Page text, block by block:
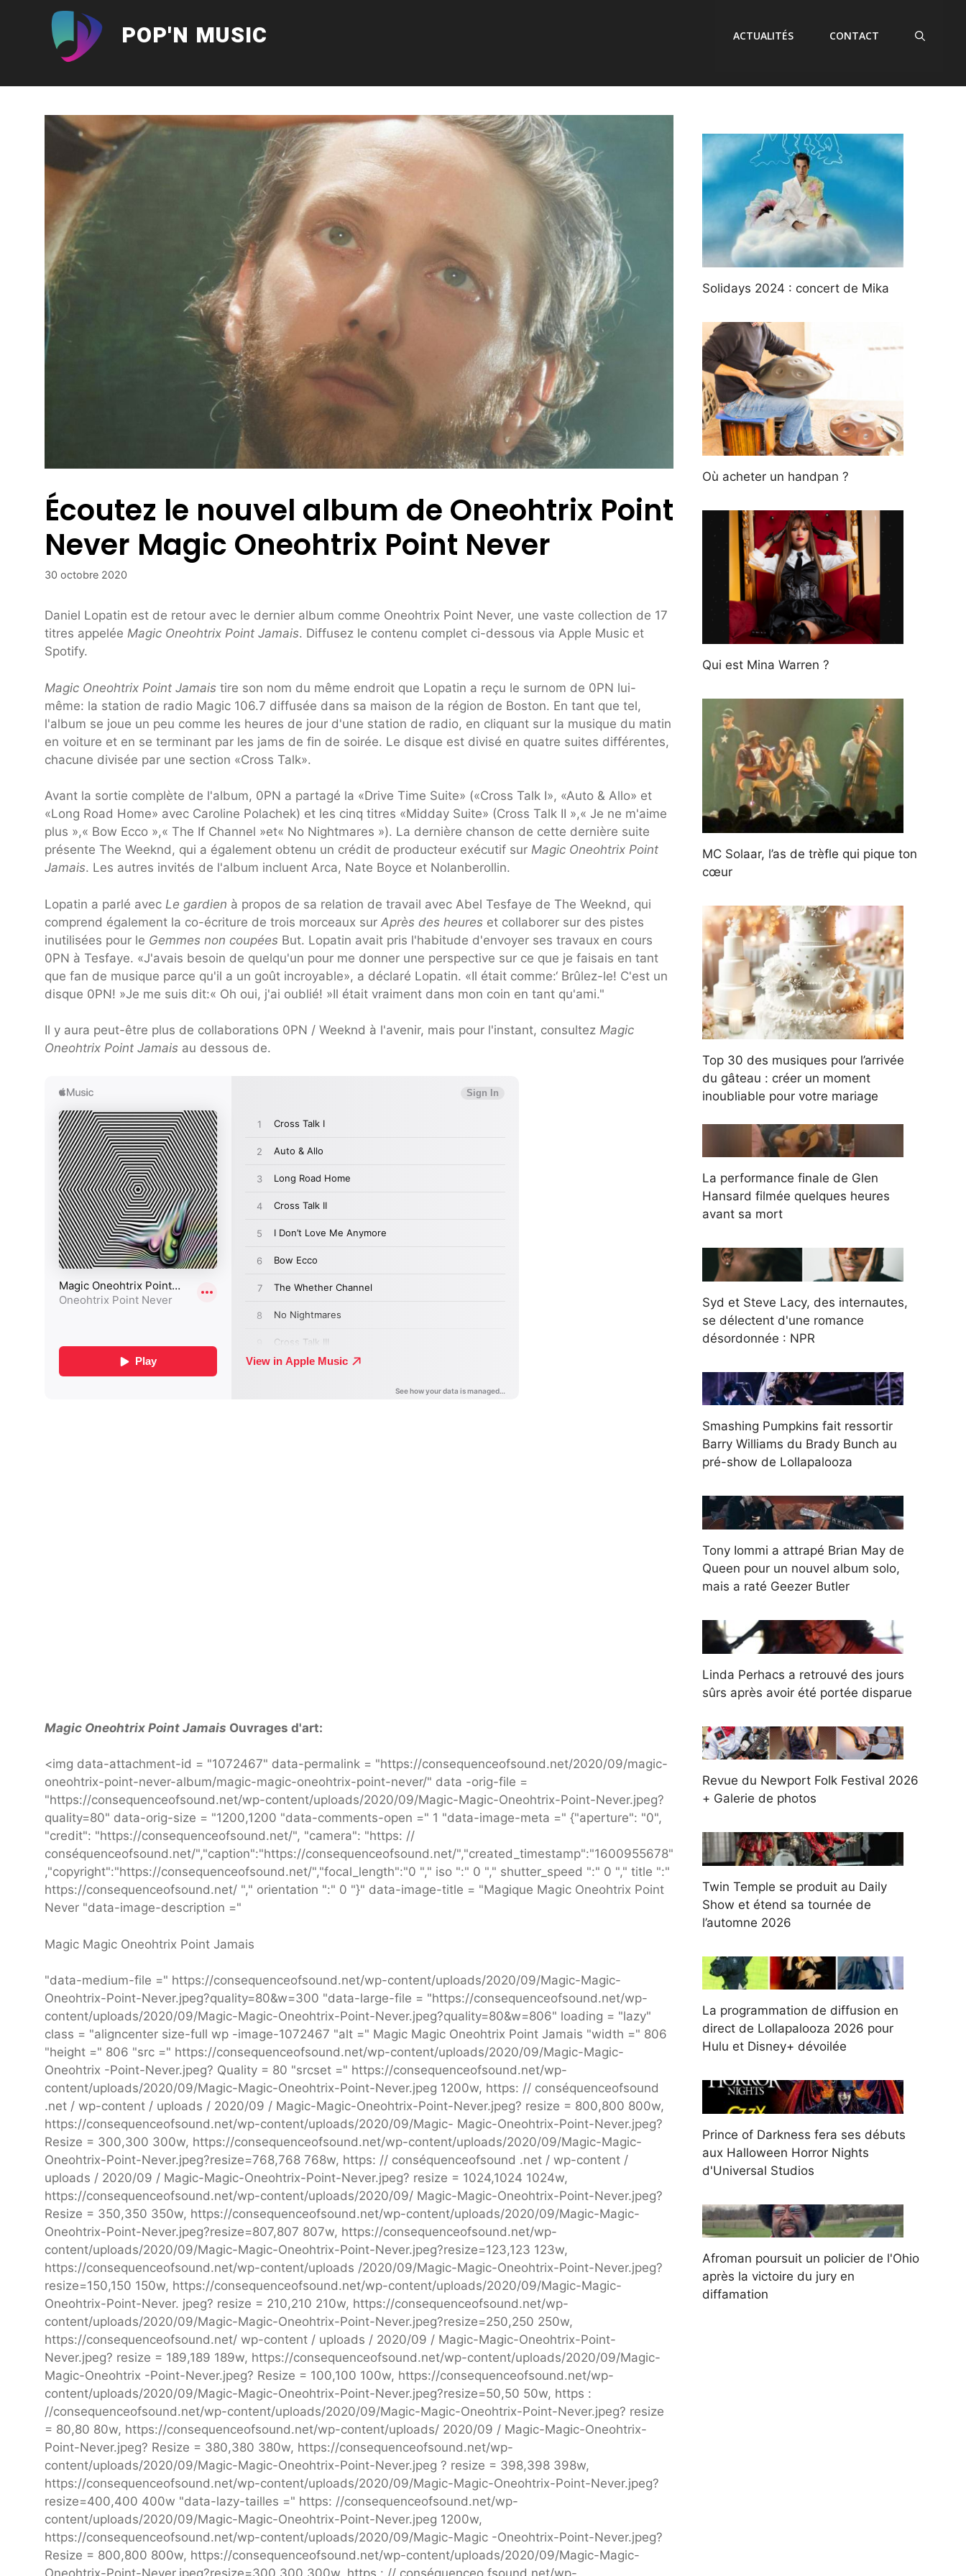
POP'N MUSIC ACTUALITÉS CONTACT
Écoutez le nouvel album de Oneohtrix Point
Never Magic Oneohtrix Point Never
30 octobre 2020
Daniel Lopatin est de retour avec le dernier album comme Oneohtrix Point Never, une vaste collection de 17
titres appelée Magic Oneohtrix Point Jamais. Diffusez le contenu complet ci-dessous via Apple Music et
Spotify.
Magic Oneohtrix Point Jamais tire son nom du même endroit que Lopatin a reçu le surnom de 0PN lui-
même: la station de radio Magic 106.7 diffusée dans sa maison de la région de Boston. En tant que tel,
l'album se joue un peu comme les heures de jour d'une station de radio, en cliquant sur la musique du matin
en voiture et en se terminant par les jams de fin de soirée. Le disque est divisé en quatre suites différentes,
chacune divisée par une section «Cross Talk».
Avant la sortie complète de l'album, 0PN a partagé la «Drive Time Suite» («Cross Talk I», «Auto & Allo» et
«Long Road Home» avec Caroline Polachek) et les cinq titres «Midday Suite» (Cross Talk II »,« Je ne m'aime
plus »,« Bow Ecco »,« The If Channel »et« No Nightmares »). La dernière chanson de cette dernière suite
présente The Weeknd, qui a également obtenu un crédit de producteur exécutif sur Magic Oneohtrix Point
Jamais. Les autres invités de l'album incluent Arca, Nate Boyce et Nolanberollin.
Lopatin a parlé avec Le gardien à propos de sa relation de travail avec Abel Tesfaye de The Weeknd, qui
comprend également la co-écriture de trois morceaux sur Après des heures et collaborer sur des pistes
inutilisées pour le Gemmes non coupées But. Lopatin avait pris l'habitude d'envoyer ses travaux en cours
0PN à Tesfaye. «J'avais besoin de quelqu'un pour me donner une perspective sur ce que je faisais en tant
que fan de musique parce qu'il a un goût incroyable», a déclaré Lopatin. «Il était comme:‘ Brûlez-le! C'est un
disque 0PN! »Je me suis dit:« Oh oui, j'ai oublié! »Il était vraiment dans mon coin en tant qu'ami."
Il y aura peut-être plus de collaborations 0PN / Weeknd à l'avenir, mais pour l'instant, consultez Magic
Oneohtrix Point Jamais au dessous de.
Magic Oneohtrix Point Jamais Ouvrages d'art:
<img data-attachment-id = "1072467" data-permalink = "https://consequenceofsound.net/2020/09/magic-
oneohtrix-point-never-album/magic-magic-oneohtrix-point-never/" data -orig-file =
"https://consequenceofsound.net/wp-content/uploads/2020/09/Magic-Magic-Oneohtrix-Point-Never.jpeg?
quality=80" data-orig-size = "1200,1200 "data-comments-open =" 1 "data-image-meta =" {"aperture": "0",
"credit": "https://consequenceofsound.net/", "camera": "https: //
conséquenceofsound.net/","caption":"https://consequenceofsound.net/","created_timestamp":"1600955678"
,"copyright":"https://consequenceofsound.net/","focal_length":"0 "," iso ":" 0 "," shutter_speed ":" 0 "," title ":"
https://consequenceofsound.net/ "," orientation ":" 0 "}" data-image-title = "Magique Magic Oneohtrix Point
Never "data-image-description ="
Magic Magic Oneohtrix Point Jamais
"data-medium-file =" https://consequenceofsound.net/wp-content/uploads/2020/09/Magic-Magic-
Oneohtrix-Point-Never.jpeg?quality=80&w=300 "data-large-file = "https://consequenceofsound.net/wp-
content/uploads/2020/09/Magic-Magic-Oneohtrix-Point-Never.jpeg?quality=80&w=806" loading = "lazy"
class = "aligncenter size-full wp -image-1072467 "alt =" Magic Magic Oneohtrix Point Jamais "width =" 806
"height =" 806 "src =" https://consequenceofsound.net/wp-content/uploads/2020/09/Magic-Magic-
Oneohtrix -Point-Never.jpeg? Quality = 80 "srcset =" https://consequenceofsound.net/wp-
content/uploads/2020/09/Magic-Magic-Oneohtrix-Point-Never.jpeg 1200w, https: // conséquenceofsound
.net / wp-content / uploads / 2020/09 / Magic-Magic-Oneohtrix-Point-Never.jpeg? resize = 800,800 800w,
https://consequenceofsound.net/wp-content/uploads/2020/09/Magic- Magic-Oneohtrix-Point-Never.jpeg?
Resize = 300,300 300w, https://consequenceofsound.net/wp-content/uploads/2020/09/Magic-Magic-
Oneohtrix-Point-Never.jpeg?resize=768,768 768w, https: // conséquenceofsound .net / wp-content /
uploads / 2020/09 / Magic-Magic-Oneohtrix-Point-Never.jpeg? resize = 1024,1024 1024w,
https://consequenceofsound.net/wp-content/uploads/2020/09/ Magic-Magic-Oneohtrix-Point-Never.jpeg?
Resize = 350,350 350w, https://consequenceofsound.net/wp-content/uploads/2020/09/Magic-Magic-
Oneohtrix-Point-Never.jpeg?resize=807,807 807w, https://consequenceofsound.net/wp-
content/uploads/2020/09/Magic-Magic-Oneohtrix-Point-Never.jpeg?resize=123,123 123w,
https://consequenceofsound.net/wp-content/uploads /2020/09/Magic-Magic-Oneohtrix-Point-Never.jpeg?
resize=150,150 150w, https://consequenceofsound.net/wp-content/uploads/2020/09/Magic-Magic-
Oneohtrix-Point-Never. jpeg? resize = 210,210 210w, https://consequenceofsound.net/wp-
content/uploads/2020/09/Magic-Magic-Oneohtrix-Point-Never.jpeg?resize=250,250 250w,
https://consequenceofsound.net/ wp-content / uploads / 2020/09 / Magic-Magic-Oneohtrix-Point-
Never.jpeg? resize = 189,189 189w, https://consequenceofsound.net/wp-content/uploads/2020/09/Magic-
Magic-Oneohtrix -Point-Never.jpeg? Resize = 100,100 100w, https://consequenceofsound.net/wp-
content/uploads/2020/09/Magic-Magic-Oneohtrix-Point-Never.jpeg?resize=50,50 50w, https :
//consequenceofsound.net/wp-content/uploads/2020/09/Magic-Magic-Oneohtrix-Point-Never.jpeg? resize
= 80,80 80w, https://consequenceofsound.net/wp-content/uploads/ 2020/09 / Magic-Magic-Oneohtrix-
Point-Never.jpeg? Resize = 380,380 380w, https://consequenceofsound.net/wp-
content/uploads/2020/09/Magic-Magic-Oneohtrix-Point-Never.jpeg ? resize = 398,398 398w,
https://consequenceofsound.net/wp-content/uploads/2020/09/Magic-Magic-Oneohtrix-Point-Never.jpeg?
resize=400,400 400w "data-lazy-tailles =" https: //consequenceofsound.net/wp-
content/uploads/2020/09/Magic-Magic-Oneohtrix-Point-Never.jpeg 1200w,
https://consequenceofsound.net/wp-content/uploads/2020/09/Magic-Magic -Oneohtrix-Point-Never.jpeg?
Resize = 800,800 800w, https://consequenceofsound.net/wp-content/uploads/2020/09/Magic-Magic-
Solidays 2024 : concert de Mika
Où acheter un handpan ?
Qui est Mina Warren ?
MC Solaar, l’as de trèfle qui pique ton
cœur
Top 30 des musiques pour l’arrivée
du gâteau : créer un moment
inoubliable pour votre mariage
La performance finale de Glen
Hansard filmée quelques heures
avant sa mort
Syd et Steve Lacy, des internautes,
se délectent d'une romance
désordonnée : NPR
Smashing Pumpkins fait ressortir
Barry Williams du Brady Bunch au
pré-show de Lollapalooza
Tony Iommi a attrapé Brian May de
Queen pour un nouvel album solo,
mais a raté Geezer Butler
Linda Perhacs a retrouvé des jours
sûrs après avoir été portée disparue
Revue du Newport Folk Festival 2026
+ Galerie de photos
Twin Temple se produit au Daily
Show et étend sa tournée de
l’automne 2026
La programmation de diffusion en
direct de Lollapalooza 2026 pour
Hulu et Disney+ dévoilée
Prince of Darkness fera ses débuts
aux Halloween Horror Nights
d'Universal Studios
Afroman poursuit un policier de l'Ohio
après la victoire du jury en
diffamation